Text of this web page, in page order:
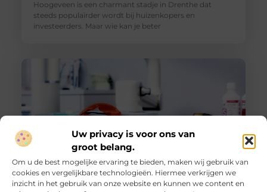
Uw privacy is voor ons van
groot belang.
Om u de best mogelijke ervaring te bieden, maken wij gebruik van
cookies en vergelijkbare technologieën. Hiermee verkrijgen we
inzicht in het gebruik van onze website en kunnen we content en
Hoogeveen is een charmant stadje in Drenthe dat
steeds populairder wordt bij huizenkopers en
investeerders. Maar wie kan je beter
Tandarts Hoogeveen voor Uw Mooiste Glimlach en